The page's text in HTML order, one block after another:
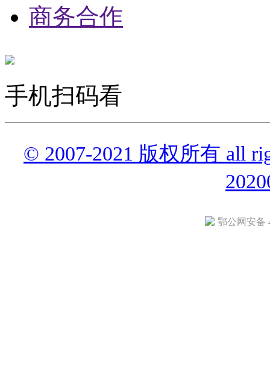
商务合作
手机扫码看
© 2007-2021 版权所有 all
鄂公网安备